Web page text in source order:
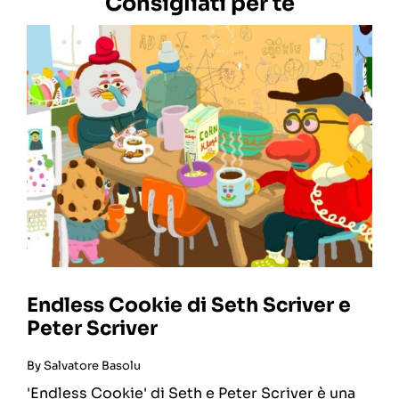
Endless Cookie di Seth Scriver e
Peter Scriver
BySalvatore Basolu
'Endless Cookie' di Seth e Peter Scriver è una